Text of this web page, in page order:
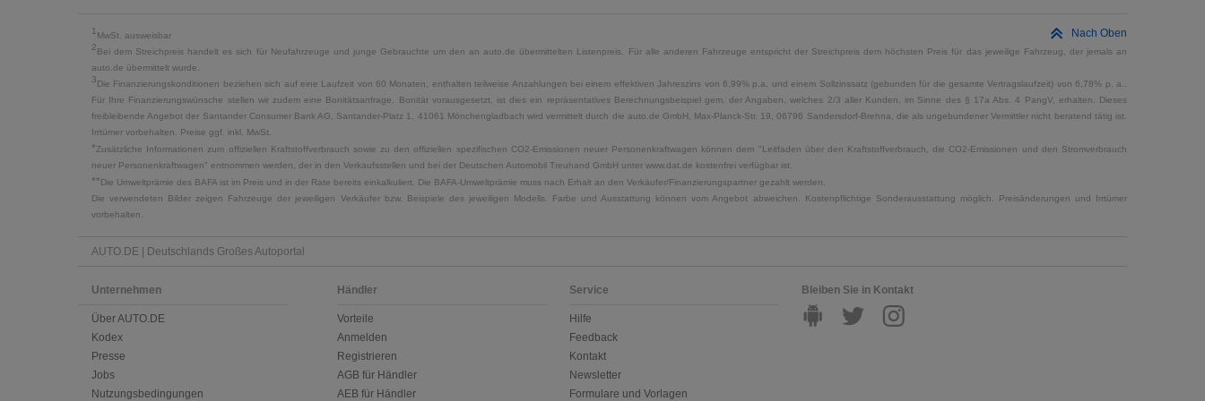
Nach Oben
1 MwSt. ausweisbar
2Bei dem Streichpreis handelt es sich für Neufahrzeuge und junge Gebrauchte um den an auto.de übermittelten Listenpreis. Für alle anderen Fahrzeuge entspricht der Streichpreis dem höchsten Preis für das jeweilige Fahrzeug, der jemals an
auto.de übermittelt wurde.
3Die Finanzierungskonditionen beziehen sich auf eine Laufzeit von 60 Monaten, enthalten teilweise Anzahlungen bei einem effektiven Jahreszins von 6,99% p.a. und einem Sollzinssatz (gebunden für die gesamte Vertragslaufzeit) von 6,78% p. a..
Für Ihre Finanzierungswünsche stellen wir zudem eine Bonitätsanfrage. Bonität vorausgesetzt, ist dies ein repräsentatives Berechnungsbeispiel gem. der Angaben, welches 2/3 aller Kunden, im Sinne des § 17a Abs. 4 PangV, erhalten. Dieses
freibleibende Angebot der Santander Consumer Bank AG, Santander-Platz 1, 41061 Mönchengladbach wird vermittelt durch die auto.de GmbH, Max-Planck-Str. 19, 06796 Sandersdorf-Brehna, die als ungebundener Vermittler nicht beratend tätig ist.
Irrtümer vorbehalten. Preise ggf. inkl. MwSt.
*Zusätzliche Informationen zum offiziellen Kraftstoffverbrauch sowie zu den offiziellen spezifischen CO2-Emissionen neuer Personenkraftwagen können dem "Leitfaden über den Kraftstoffverbrauch, die CO2-Emissionen und den Stromverbrauch
neuer Personenkraftwagen" entnommen werden, der in den Verkaufsstellen und bei der Deutschen Automobil Treuhand GmbH unter www.dat.de kostenfrei verfügbar ist.
**Die Umweltprämie des BAFA ist im Preis und in der Rate bereits einkalkuliert. Die BAFA-Umweltprämie muss nach Erhalt an den Verkäufer/Finanzierungspartner gezahlt werden.
Die verwendeten Bilder zeigen Fahrzeuge der jeweiligen Verkäufer bzw. Beispiele des jeweiligen Modells. Farbe und Ausstattung können vom Angebot abweichen. Kostenpflichtige Sonderausstattung möglich. Preisänderungen und Irrtümer
vorbehalten.
AUTO.DE | Deutschlands Großes Autoportal
Unternehmen
Über AUTO.DE
Kodex
Presse
Jobs
Nutzungsbedingungen
Händler
Vorteile
Anmelden
Registrieren
AGB für Händler
AEB für Händler
Service
Hilfe
Feedback
Kontakt
Newsletter
Formulare und Vorlagen
Bleiben Sie in Kontakt